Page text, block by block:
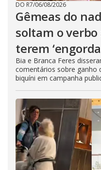
DO R7/06/08/2026
Gêmeas do
soltam o
terem
Bia e Branca Feres
comentários sobre ganho
biquíni em campanha